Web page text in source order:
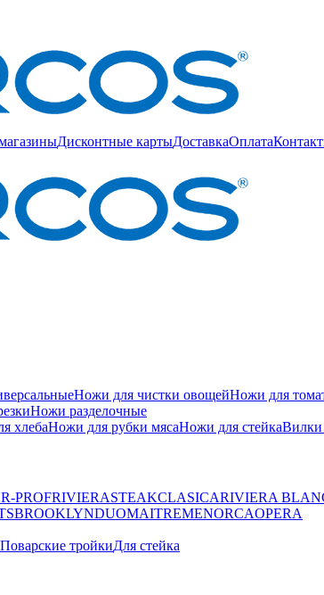
Дисконтные картыДоставкаОплата
Ножи для чистки овощейНожи для
Ножи разделочные
хлебаНожи для рубки мясаНожи для стейкаВилки
PROFRIVIERASTEAKCLASICARIVIERA
BROOKLYNDUOMAITREMENORCAOPERA
Поварские тройкиДля стейка